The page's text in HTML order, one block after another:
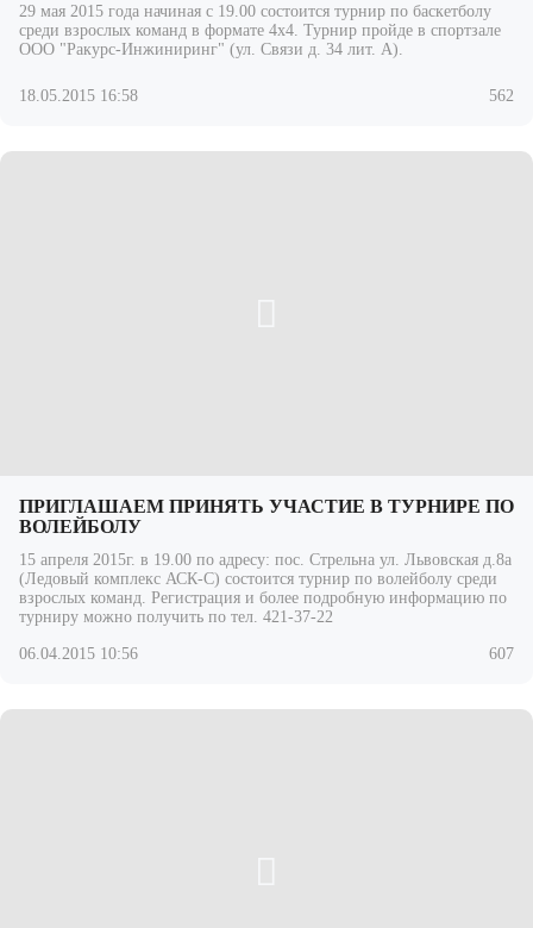
29 мая 2015 года начиная с 19.00 состоится турнир по баскетболу
среди взрослых команд в формате 4х4. Турнир пройде в спортзале
ООО "Ракурс-Инжиниринг" (ул. Связи д. 34 лит. А).
18.05.2015 16:58 562
ПРИГЛАШАЕМ ПРИНЯТЬ УЧАСТИЕ В ТУРНИРЕ ПО
ВОЛЕЙБОЛУ
15 апреля 2015г. в 19.00 по адресу: пос. Стрельна ул. Львовская д.8а
(Ледовый комплекс АСК-С) состоится турнир по волейболу среди
взрослых команд. Регистрация и более подробную информацию по
турниру можно получить по тел. 421-37-22
06.04.2015 10:56 607